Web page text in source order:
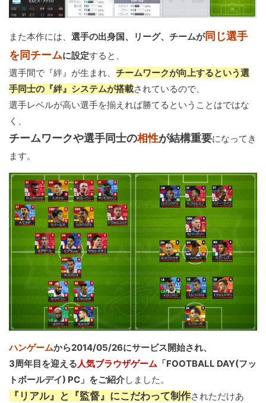
また本作には、 選手の出身国、リーグ、チームが同じ選手
を同チームに設定すると、
選手間で『絆』が生まれ、 チームワークが向上するという選
手同士の『絆』システムが搭載されているので、
選手レベルが高い選手を揃えれば勝てるということはではな
く、
チームワークや選手同士の相性が結構重要になってき
ます。
ハンゲームから2014/05/26にサービス開始され、
3周年目を迎える人気ブラウザゲーム 「FOOTBALL DAY(フッ
トボールデイ) PC」をご紹介しました。
『リアル』と『監督』にこだわって制作されただけあ